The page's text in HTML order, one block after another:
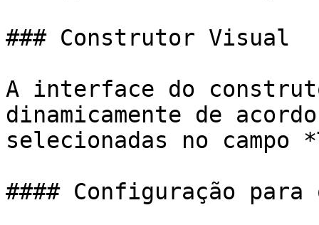
### Construtor Visual
A interface do
dinamicamente de
selecionadas no campo
#### Configuração